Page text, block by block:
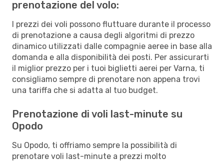
prenotazione del volo:
I prezzi dei voli possono fluttuare durante il processo
di prenotazione a causa degli algoritmi di prezzo
dinamico utilizzati dalle compagnie aeree in base alla
domanda e alla disponibilità dei posti. Per assicurarti
il miglior prezzo per i tuoi biglietti aerei per Varna, ti
consigliamo sempre di prenotare non appena trovi
una tariffa che si adatta al tuo budget.
Prenotazione di voli last-minute su
Opodo
Su Opodo, ti offriamo sempre la possibilità di
prenotare voli last-minute a prezzi molto